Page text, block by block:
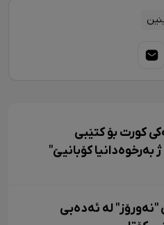
کورت بۆ کتێبی
کۆبانیێ"
"نەورۆز" لە ئەدەبی